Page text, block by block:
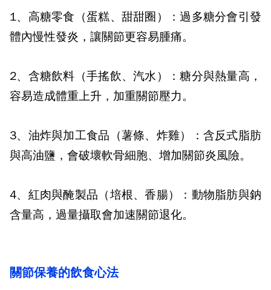
1、高糖零食（蛋糕、甜甜圈）：過多糖分會引發
體內慢性發炎，讓關節更容易腫痛。
2、含糖飲料（手搖飲、汽水）：糖分與熱量高，
容易造成體重上升，加重關節壓力。
3、油炸與加工食品（薯條、炸雞）： 含反式脂肪
與高油鹽，會破壞軟骨細胞、增加關節炎風險。
4、紅肉與醃製品（培根、香腸）： 動物脂肪與鈉
含量高，過量攝取會加速關節退化。
關節保養的飲食心法